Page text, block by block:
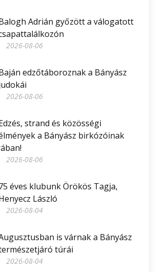
Adrián győzött a válogatott
2026-08-06
edzőtáboroznak a Bányász
2026-08-06
strand és közösségi
a Bányász birkózóinak
2026-08-06
éves klubunk Örökös Tagja,
László
2026-08-04
is várnak a Bányász
túrái
2026-08-04